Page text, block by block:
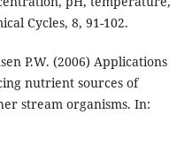
Cycles, 8, 91-102.
P.W. (2006) Applications
nutrient sources of
stream organisms. In: